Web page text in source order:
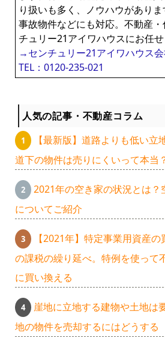
り扱いも多く、ノウハウがありま
事故物件などにも対応。不動産
チュリー21アイワハウスにお任せ
→センチュリー21アイワハウス
TEL：0120-235-021
人気の記事・不動産コラム
【最新版】道路よりも低い立
道下の物件は売りにくいって本当
2021年の空き家の状況とは？
についてご紹介
【2021年】特定事業用資産
の課税の繰り延べ。特例を使って
に買い換える
崖地に立地する建物や土地は
地の物件を売却するにはどうする